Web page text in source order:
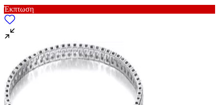
Έκπτωση